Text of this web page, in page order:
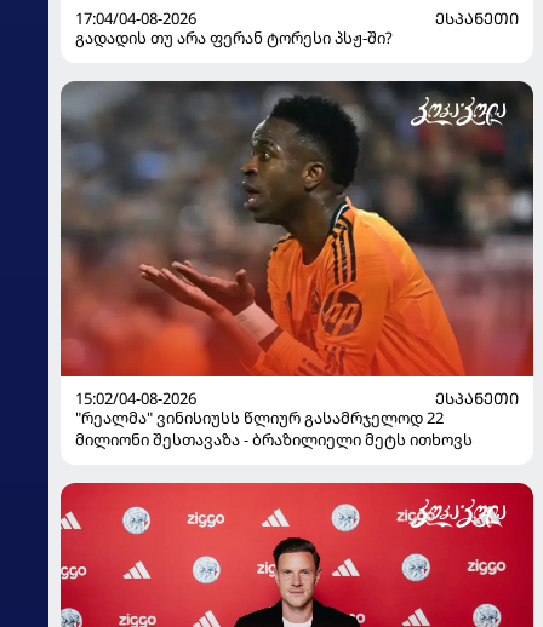
17:04/04-08-2026
ᲔᲡᲞᲐᲜᲔᲗᲘ
გადადის თუ არა ფერან ტორესი პსჟ-ში?
15:02/04-08-2026
ᲔᲡᲞᲐᲜᲔᲗᲘ
"რეალმა" ვინისიუსს წლიურ გასამრჯელოდ 22
მილიონი შესთავაზა - ბრაზილიელი მეტს ითხოვს